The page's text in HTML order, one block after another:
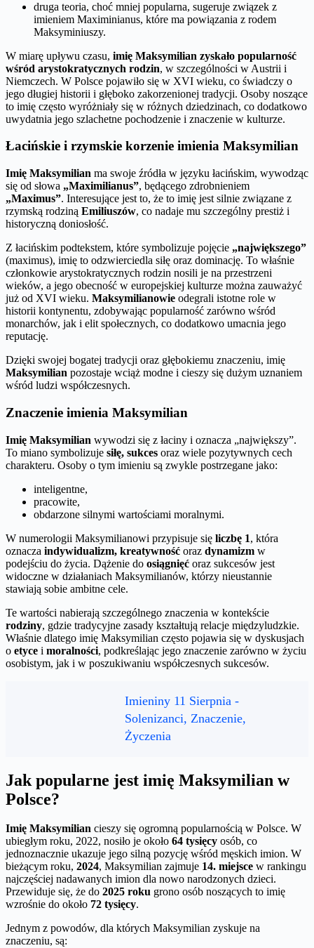
druga teoria, choć mniej popularna, sugeruje związek z
imieniem Maximinianus, które ma powiązania z rodem
Maksyminiuszy.
W miarę upływu czasu, imię Maksymilian zyskało popularność
wśród arystokratycznych rodzin, w szczególności w Austrii i
Niemczech. W Polsce pojawiło się w XVI wieku, co świadczy o
jego długiej historii i głęboko zakorzenionej tradycji. Osoby noszące
to imię często wyróżniały się w różnych dziedzinach, co dodatkowo
uwydatnia jego szlachetne pochodzenie i znaczenie w kulturze.
Łacińskie i rzymskie korzenie imienia Maksymilian
Imię Maksymilian ma swoje źródła w języku łacińskim, wywodząc
się od słowa „Maximilianus”, będącego zdrobnieniem
„Maximus”. Interesujące jest to, że to imię jest silnie związane z
rzymską rodziną Emiliuszów, co nadaje mu szczególny prestiż i
historyczną doniosłość.
Z łacińskim podtekstem, które symbolizuje pojęcie „największego”
(maximus), imię to odzwierciedla siłę oraz dominację. To właśnie
członkowie arystokratycznych rodzin nosili je na przestrzeni
wieków, a jego obecność w europejskiej kulturze można zauważyć
już od XVI wieku. Maksymilianowie odegrali istotne role w
historii kontynentu, zdobywając popularność zarówno wśród
monarchów, jak i elit społecznych, co dodatkowo umacnia jego
reputację.
Dzięki swojej bogatej tradycji oraz głębokiemu znaczeniu, imię
Maksymilian pozostaje wciąż modne i cieszy się dużym uznaniem
wśród ludzi współczesnych.
Znaczenie imienia Maksymilian
Imię Maksymilian wywodzi się z łaciny i oznacza „największy”.
To miano symbolizuje siłę, sukces oraz wiele pozytywnych cech
charakteru. Osoby o tym imieniu są zwykle postrzegane jako:
inteligentne,
pracowite,
obdarzone silnymi wartościami moralnymi.
W numerologii Maksymilianowi przypisuje się liczbę 1, która
oznacza indywidualizm, kreatywność oraz dynamizm w
podejściu do życia. Dążenie do osiągnięć oraz sukcesów jest
widoczne w działaniach Maksymilianów, którzy nieustannie
stawiają sobie ambitne cele.
Te wartości nabierają szczególnego znaczenia w kontekście
rodziny, gdzie tradycyjne zasady kształtują relacje międzyludzkie.
Właśnie dlatego imię Maksymilian często pojawia się w dyskusjach
o etyce i moralności, podkreślając jego znaczenie zarówno w życiu
osobistym, jak i w poszukiwaniu współczesnych sukcesów.
Imieniny 11 Sierpnia -
Solenizanci, Znaczenie,
Życzenia
Jak popularne jest imię Maksymilian w
Polsce?
Imię Maksymilian cieszy się ogromną popularnością w Polsce. W
ubiegłym roku, 2022, nosiło je około 64 tysięcy osób, co
jednoznacznie ukazuje jego silną pozycję wśród męskich imion. W
bieżącym roku, 2024, Maksymilian zajmuje 14. miejsce w rankingu
najczęściej nadawanych imion dla nowo narodzonych dzieci.
Przewiduje się, że do 2025 roku grono osób noszących to imię
wzrośnie do około 72 tysięcy.
Jednym z powodów, dla których Maksymilian zyskuje na
znaczeniu, są: